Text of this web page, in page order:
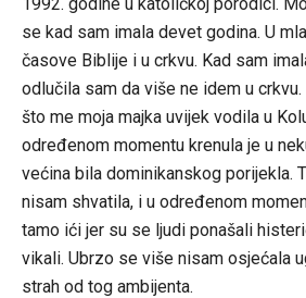
se kad sam imala devet godina. U
časove Biblije i u crkvu. Kad sam
odlučila sam da više ne idem u
što me moja majka uvijek vodila u
određenom momentu krenula je u
većina bila dominikanskog porijekla.
nisam shvatila, i u određenom
tamo ići jer su se ljudi ponašali
vikali. Ubrzo se više nisam osjećala
strah od tog ambijenta.